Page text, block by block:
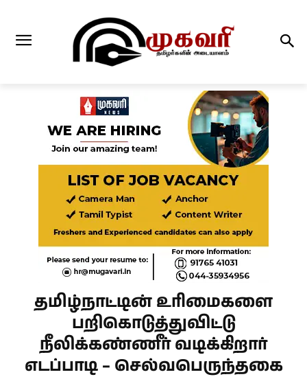
தமிழ்நாட்டின் உரிமைகளை
பறிகொடுத்துவிட்டு
நீலிக்கண்ணீர் வடிக்கிறார்
எடப்பாடி – செல்வபெருந்தகை